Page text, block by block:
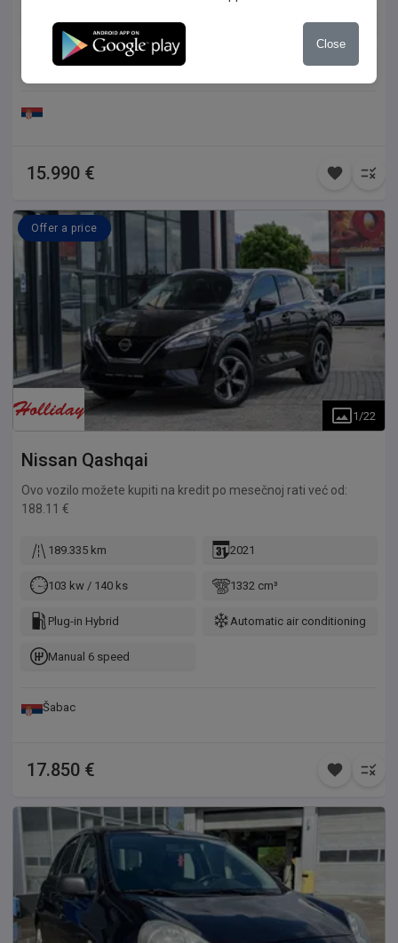
Diesel
Automatic air conditioning Manual 6 speed
15.990 €
Offer a price
1 /22
Nissan Qashqai
Ovo vozilo možete kupiti na kredit po mesečnoj rati već od:
188.11 €
189.335 km 2021
103 kw / 140 ks 1332 cm³
Plug-in Hybrid Automatic air conditioning
Manual 6 speed
Šabac
17.850 €
Close